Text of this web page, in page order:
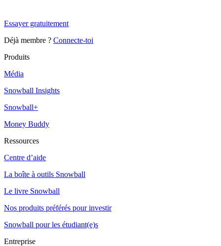
Essayer gratuitement
Déjà membre ? Connecte-toi
Produits
Média
Snowball Insights
Snowball+
Money Buddy
Ressources
Centre d’aide
La boîte à outils Snowball
Le livre Snowball
Nos produits préférés pour investir
Snowball pour les étudiant(e)s
Entreprise